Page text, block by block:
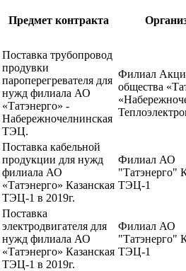
Предмет контракта
Поставка трубопровод
продувки
пароперегревателя для
нужд филиала АО
«Татэнерго» -
Набережночелнинская
ТЭЦ.
Филиал
общества
Поставка кабельной
продукции для нужд
филиала АО
«Татэнерго» Казанская
ТЭЦ-1 в 2019г.
Филиал АО
"Татэнерго"
ТЭЦ-1
Поставка
электродвигателя для
нужд филиала АО
«Татэнерго» Казанская
ТЭЦ-1 в 2019г.
Филиал АО
"Татэнерго"
ТЭЦ-1